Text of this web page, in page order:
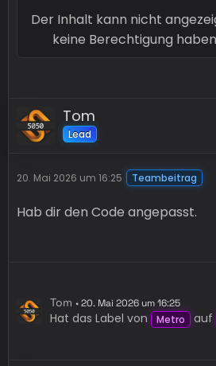
Der Inhalt kann nicht
keine Berechtigung
Tom
Lead
20. Mai 2026 um 16:25 Teambeitrag
Hab dir den Code angepasst.
Tom 20. Mai 2026 um 16:25
Hat das Label von Metro auf